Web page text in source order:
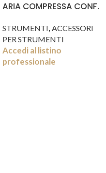
ARIA COMPRESSA CONF.
STRUMENTI, ACCESSORI
PER STRUMENTI
Accedi al listino
professionale